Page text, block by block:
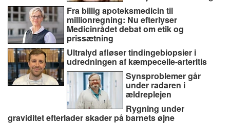
Fra billig apoteksmedicin til
millionregning: Nu efterlyser
Medicinrådet debat om etik og
prissætning
Ultralyd afløser tindingebiopsier i
udredningen af kæmpecelle-arteritis
Synsproblemer går
under radaren i
ældreplejen
Rygning under
graviditet efterlader skader på barnets øjne